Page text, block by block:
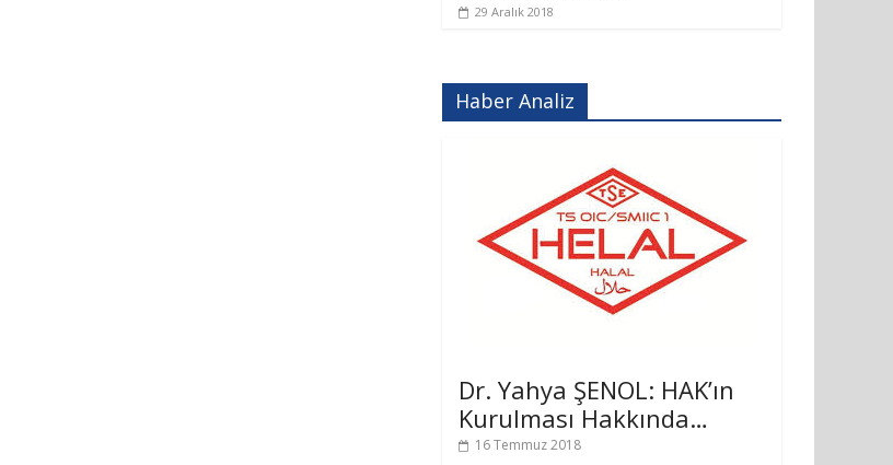
29 Aralık 2018
Haber Analiz
Dr. Yahya ŞENOL: HAK’ın
Kurulması Hakkında…
16 Temmuz 2018